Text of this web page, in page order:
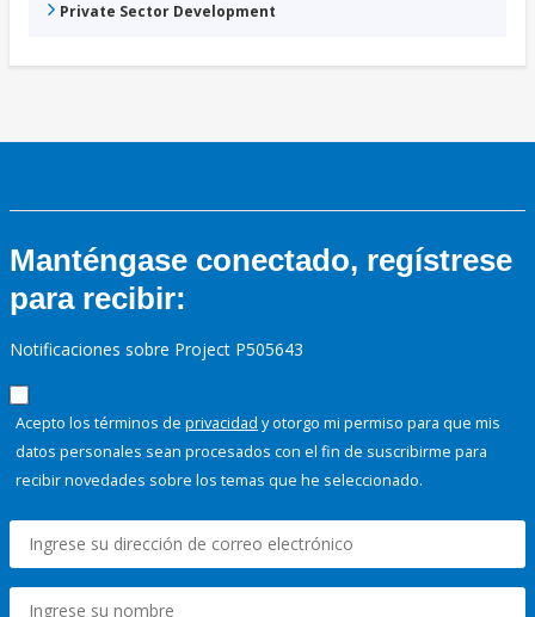
Private Sector Development
Manténgase conectado, regístrese
para recibir:
Notificaciones sobre Project P505643
Acepto los términos de privacidad y otorgo mi permiso para que mis
datos personales sean procesados con el fin de suscribirme para
recibir novedades sobre los temas que he seleccionado.